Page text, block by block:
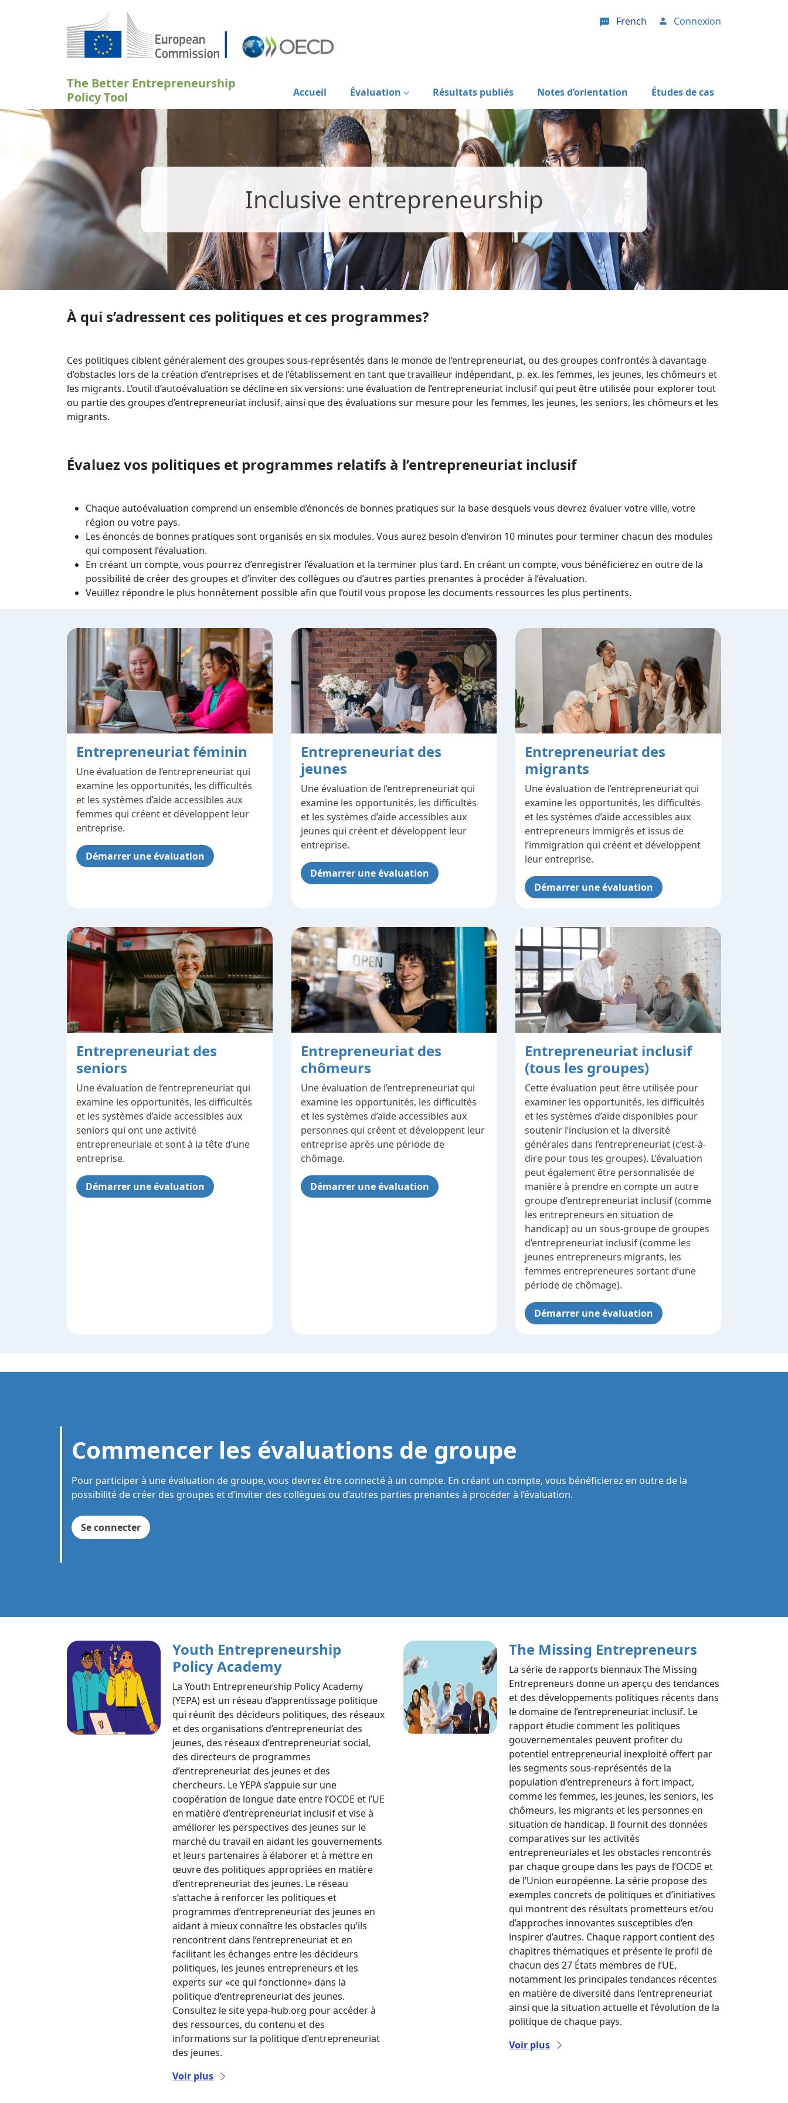
Aller au contenu principal French User account menu
Connexion
The Better Entrepreneurship
Policy Tool
Accueil Évaluation Résultats publiés Notes d’orientation Études de cas
Inclusive entrepreneurship
À qui s’adressent ces politiques et ces programmes?
Ces politiques ciblent généralement des groupes sous-représentés dans le monde de l’entrepreneuriat, ou des groupes confrontés à davantage
d’obstacles lors de la création d’entreprises et de l’établissement en tant que travailleur indépendant, p. ex. les femmes, les jeunes, les chômeurs et
les migrants. L’outil d’autoévaluation se décline en six versions: une évaluation de l’entrepreneuriat inclusif qui peut être utilisée pour explorer tout
ou partie des groupes d’entrepreneuriat inclusif, ainsi que des évaluations sur mesure pour les femmes, les jeunes, les seniors, les chômeurs et les
migrants.
Évaluez vos politiques et programmes relatifs à l’entrepreneuriat inclusif
Chaque autoévaluation comprend un ensemble d’énoncés de bonnes pratiques sur la base desquels vous devrez évaluer votre ville, votre
région ou votre pays.
Les énoncés de bonnes pratiques sont organisés en six modules. Vous aurez besoin d’environ 10 minutes pour terminer chacun des modules
qui composent l’évaluation.
En créant un compte, vous pourrez d’enregistrer l’évaluation et la terminer plus tard. En créant un compte, vous bénéficierez en outre de la
possibilité de créer des groupes et d’inviter des collègues ou d’autres parties prenantes à procéder à l’évaluation.
Veuillez répondre le plus honnêtement possible afin que l’outil vous propose les documents ressources les plus pertinents.
Entrepreneuriat féminin
Une évaluation de l’entrepreneuriat qui
examine les opportunités, les difficultés
et les systèmes d’aide accessibles aux
femmes qui créent et développent leur
entreprise.
Démarrer une évaluation
Entrepreneuriat des
jeunes
Une évaluation de l’entrepreneuriat qui
examine les opportunités, les difficultés
et les systèmes d’aide accessibles aux
jeunes qui créent et développent leur
entreprise.
Démarrer une évaluation
Entrepreneuriat des
migrants
Une évaluation de l’entrepreneuriat qui
examine les opportunités, les difficultés
et les systèmes d’aide accessibles aux
entrepreneurs immigrés et issus de
l’immigration qui créent et développent
leur entreprise.
Démarrer une évaluation
Entrepreneuriat des
seniors
Une évaluation de l’entrepreneuriat qui
examine les opportunités, les difficultés
et les systèmes d’aide accessibles aux
seniors qui ont une activité
entrepreneuriale et sont à la tête d’une
entreprise.
Démarrer une évaluation
Entrepreneuriat des
chômeurs
Une évaluation de l’entrepreneuriat qui
examine les opportunités, les difficultés
et les systèmes d’aide accessibles aux
personnes qui créent et développent leur
entreprise après une période de
chômage.
Démarrer une évaluation
Entrepreneuriat inclusif
(tous les groupes)
Cette évaluation peut être utilisée pour
examiner les opportunités, les difficultés
et les systèmes d’aide disponibles pour
soutenir l’inclusion et la diversité
générales dans l’entrepreneuriat (c’est-à-
dire pour tous les groupes). L’évaluation
peut également être personnalisée de
manière à prendre en compte un autre
groupe d’entrepreneuriat inclusif (comme
les entrepreneurs en situation de
handicap) ou un sous-groupe de groupes
d’entrepreneuriat inclusif (comme les
jeunes entrepreneurs migrants, les
femmes entrepreneures sortant d’une
période de chômage).
Démarrer une évaluation
Commencer les évaluations de groupe
Pour participer à une évaluation de groupe, vous devrez être connecté à un compte. En créant un compte, vous bénéficierez en outre de la
possibilité de créer des groupes et d’inviter des collègues ou d’autres parties prenantes à procéder à l’évaluation.
Se connecter
Youth Entrepreneurship
Policy Academy
La Youth Entrepreneurship Policy Academy
(YEPA) est un réseau d’apprentissage politique
qui réunit des décideurs politiques, des réseaux
et des organisations d’entrepreneuriat des
jeunes, des réseaux d’entrepreneuriat social,
des directeurs de programmes
d’entrepreneuriat des jeunes et des
chercheurs. Le YEPA s’appuie sur une
coopération de longue date entre l’OCDE et l’UE
en matière d’entrepreneuriat inclusif et vise à
améliorer les perspectives des jeunes sur le
marché du travail en aidant les gouvernements
et leurs partenaires à élaborer et à mettre en
œuvre des politiques appropriées en matière
d’entrepreneuriat des jeunes. Le réseau
s’attache à renforcer les politiques et
programmes d’entrepreneuriat des jeunes en
aidant à mieux connaître les obstacles qu’ils
rencontrent dans l’entrepreneuriat et en
facilitant les échanges entre les décideurs
politiques, les jeunes entrepreneurs et les
experts sur «ce qui fonctionne» dans la
politique d’entrepreneuriat des jeunes.
Consultez le site yepa-hub.org pour accéder à
des ressources, du contenu et des
informations sur la politique d’entrepreneuriat
des jeunes.
Voir plus
The Missing Entrepreneurs
La série de rapports biennaux The Missing
Entrepreneurs donne un aperçu des tendances
et des développements politiques récents dans
le domaine de l’entrepreneuriat inclusif. Le
rapport étudie comment les politiques
gouvernementales peuvent profiter du
potentiel entrepreneurial inexploité offert par
les segments sous-représentés de la
population d’entrepreneurs à fort impact,
comme les femmes, les jeunes, les seniors, les
chômeurs, les migrants et les personnes en
situation de handicap. Il fournit des données
comparatives sur les activités
entrepreneuriales et les obstacles rencontrés
par chaque groupe dans les pays de l’OCDE et
de l’Union européenne. La série propose des
exemples concrets de politiques et d’initiatives
qui montrent des résultats prometteurs et/ou
d’approches innovantes susceptibles d’en
inspirer d’autres. Chaque rapport contient des
chapitres thématiques et présente le profil de
chacun des 27 États membres de l’UE,
notamment les principales tendances récentes
en matière de diversité dans l’entrepreneuriat
ainsi que la situation actuelle et l’évolution de la
politique de chaque pays.
Voir plus